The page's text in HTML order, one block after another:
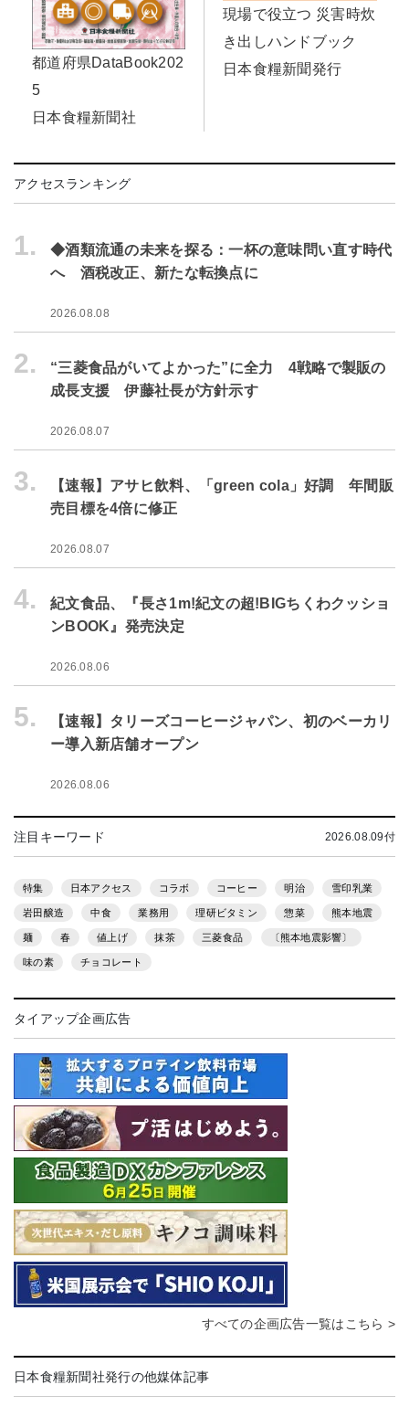
都道府県DataBook202
5
日本食糧新聞社
現場で役立つ 災害時炊
き出しハンドブック
日本食糧新聞発行
アクセスランキング
1.
◆酒類流通の未来を探る：一杯の意味問い直す時代
へ 酒税改正、新たな転換点に
2026.08.08
2.
“三菱食品がいてよかった”に全力 4戦略で製販の
成長支援 伊藤社長が方針示す
2026.08.07
3.
【速報】アサヒ飲料、「green cola」好調 年間販
売目標を4倍に修正
2026.08.07
4.
紀文食品、『長さ1m!紀文の超!BIGちくわクッショ
ンBOOK』発売決定
2026.08.06
5.
【速報】タリーズコーヒージャパン、初のベーカリ
ー導入新店舗オープン
2026.08.06
注目キーワード 2026.08.09付
特集 日本アクセス コラボ コーヒー 明治 雪印乳業
岩田醸造 中食 業務用 理研ビタミン 惣菜 熊本地震
麺 春 値上げ 抹茶 三菱食品 〔熊本地震影響〕
味の素 チョコレート
タイアップ企画広告
すべての企画広告一覧はこちら >
日本食糧新聞社発行の他媒体記事